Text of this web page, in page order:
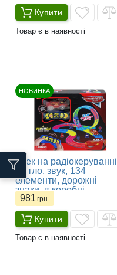
Купити
Товар є в наявності
НОВИНКА
Трек на радіокеруванні
світло, звук, 134
елементи, дорожні
знаки, в коробці
981 грн.
Купити
Товар є в наявності